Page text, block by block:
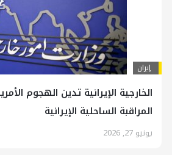
إيران
الخارجية الإيرانية تدين الهجوم
المراقبة الساحلية الإيرانية
يونيو 27, 2026